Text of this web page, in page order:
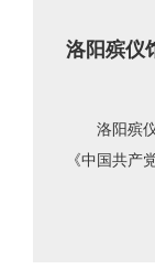
洛阳殡仪
育管理条
洛阳殡仪
《中国共